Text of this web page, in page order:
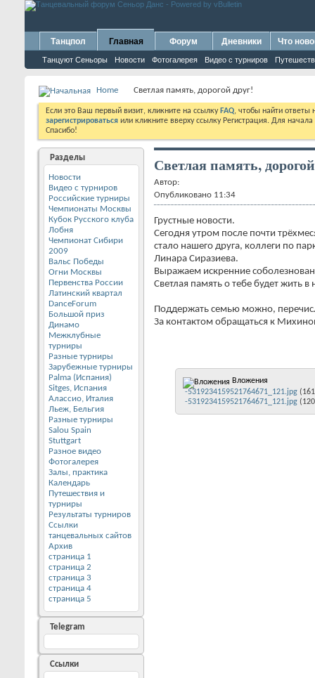
Танцпол Главная
Танцуют Сеньоры Новости Фотогалерея Видео с турниров
Форум Дневники Что
Home Светлая память, дорогой друг!
Если это Ваш первый визит, кликните на ссылку FAQ, чтобы найти
зарегистрироваться или кликните вверху ссылку Регистрация. Для
Спасибо!
Разделы
Новости
Видео с турниров
Российские турниры
Чемпионаты Москвы
Кубок Русского клуба
Лобня
Чемпионат Сибири
2009
Вальс Победы
Огни Москвы
Первенства России
Латинский квартал
DanceForum
Большой приз
Динамо
Межклубные
турниры
Разные турниры
Зарубежные турниры
Palma (Испания)
Sitges, Испания
Алассио, Италия
Льеж, Бельгия
Разные турниры
Salou Spain
Stuttgart
Разное видео
Фотогалерея
Залы, практика
Календарь
Путешествия и
турниры
Результаты турниров
Ссылки
танцевальных сайтов
Архив
страница 1
страница 2
страница 3
страница 4
страница 5
Telegram
Ссылки
Светлая память,
Автор:
Опубликовано 11:34
Грустные новости.
Сегодня утром после почти
стало нашего друга, коллеги по
Линара Сиразиева.
Выражаем искренние
Светлая память о тебе будет жить
Поддержать семью можно,
За контактом обращаться к
Вложения
-5319234159521764671_121.jpg
-5319234159521764671_121.jpg